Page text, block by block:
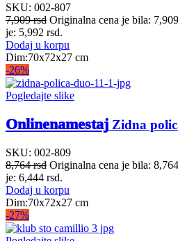
SKU: 002-807
7,909rsd Originalna cena je bila:
je: 5,992 rsd.
Dodaj u korpu
Dim:70x72x27 cm
-26%
Pogledajte slike
Onlinenamestaj Zidna
SKU: 002-809
8,764rsd Originalna cena je bila:
je: 6,444 rsd.
Dodaj u korpu
Dim:70x72x27 cm
-27%